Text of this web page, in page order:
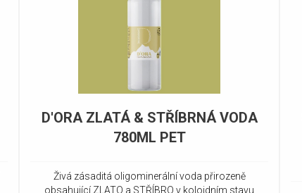
D'ORA ZLATÁ & STŘÍBRNÁ VODA
780ML PET
Živá zásaditá oligominerální voda přirozeně
obsahující ZLATO a STŘÍBRO v koloidním stavu